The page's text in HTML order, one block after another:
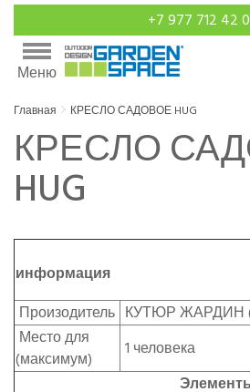
+7 977 712 42
Меню
Главная КРЕСЛО САДОВОЕ HUG
КРЕСЛО
HUG
информация
Произодитель КУТЮР ЖАРДИН
Место для
(максимум)
1 человека